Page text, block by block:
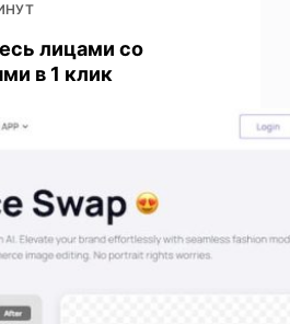
лицами со
в 1 клик